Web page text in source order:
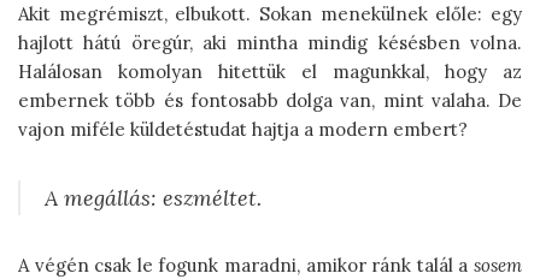
Akit megrémiszt, elbukott. Sokan menekülnek előle: egy
hajlott hátú öregúr, aki mintha mindig késésben volna.
Halálosan komolyan hitettük el magunkkal, hogy az
embernek több és fontosabb dolga van, mint valaha. De
vajon miféle küldetéstudat hajtja a modern embert?
A megállás: eszméltet.
A végén csak le fogunk maradni, amikor ránk talál a sosem